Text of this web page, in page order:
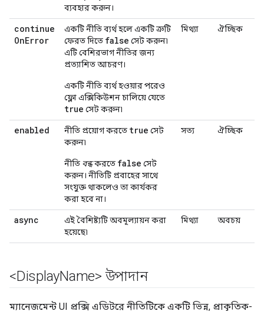
ব্যবহার করুন।
continue
OnError
একটি নীতি ব্যর্থ হলে একটি ত্রুটি
ফেরত দিতে false সেট করুন৷
এটি বেশিরভাগ নীতির জন্য
প্রত্যাশিত আচরণ।
একটি নীতি ব্যর্থ হওয়ার পরেও
ফ্লো এক্সিকিউশন চালিয়ে যেতে
true সেট করুন৷
মিথ্যা ঐচ্ছিক
enabled নীতি প্রয়োগ করতে true সেট
করুন৷
নীতি বন্ধকরতে false সেট
করুন। নীতিটি প্রবাহের সাথে
সংযুক্ত থাকলেও তা কার্যকর
করা হবে না।
সত্য ঐচ্ছিক
async
এই বৈশিষ্ট্যটি অবমূল্যায়ন করা
হয়েছে৷
মিথ্যা অবচয়
<DisplayName> উপাদান
ম্যানেজমেন্ট UI প্রক্সি এডিটরে নীতিটিকে একটি ভিন্ন, প্রাকৃতিক-